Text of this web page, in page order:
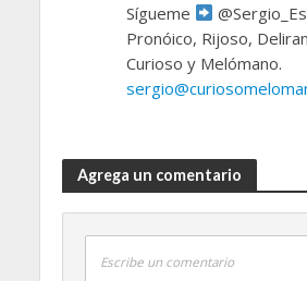
Sígueme
Pronóico, Rijoso,
Curioso y Melómano.
Agrega un comentario
Escribe un comentario